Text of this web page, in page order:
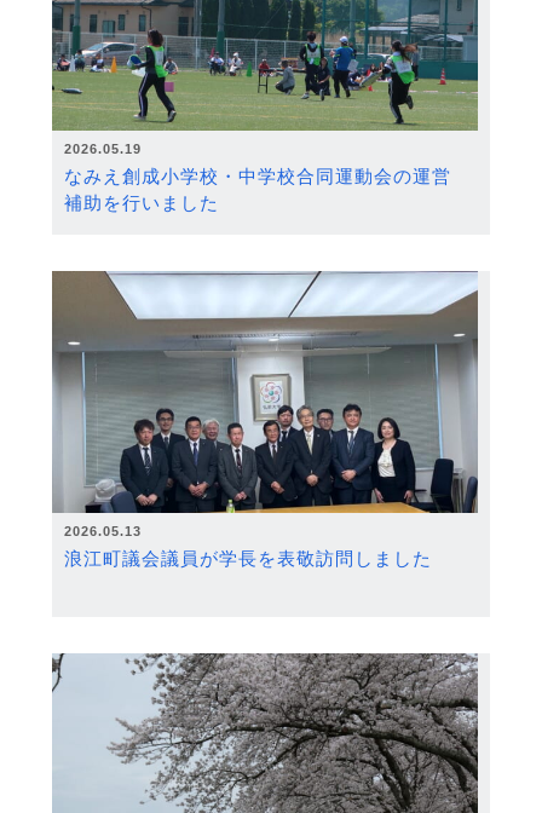
2026.05.19
なみえ創成小学校・中学校合同運動会の運営
補助を行いました
2026.05.13
浪江町議会議員が学長を表敬訪問しました